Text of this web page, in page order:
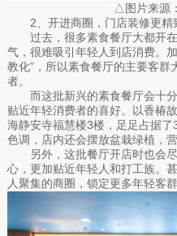
△图片来源
2、开进商圈，门店装修更精
过去，很多素食餐厅大都开
气，很难吸引年轻人到店消费。
教化”，所以素食餐厅的主要客
者。
而这批新兴的素食餐厅会十
贴近年轻消费者的喜好。以香椿
海静安寺福慧楼3楼，足足占据
色调，店内还会摆放盆栽绿植，
另外，这批餐厅开店时也会
心，更加贴近年轻人和打工族。
人聚集的商圈，锁定更多年轻客